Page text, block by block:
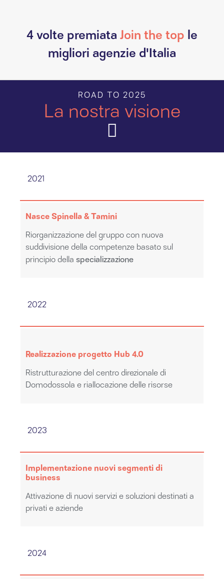
4 volte premiata Join the top le
migliori agenzie d'Italia
2021
Nasce Spinella & Tamini
Riorganizzazione del gruppo con nuova
suddivisione della competenze basato sul
principio della specializzazione
2022
Realizzazione progetto Hub 4.0
Ristrutturazione del centro direzionale di
Domodossola e riallocazione delle risorse
2023
Implementazione nuovi segmenti di
business
Attivazione di nuovi servizi e soluzioni destinati a
privati e aziende
2024
ROAD TO 2025
La nostra visione